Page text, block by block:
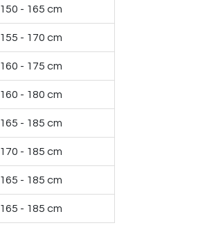
150 - 165 cm
155 - 170 cm
160 - 175 cm
160 - 180 cm
165 - 185 cm
170 - 185 cm
165 - 185 cm
165 - 185 cm